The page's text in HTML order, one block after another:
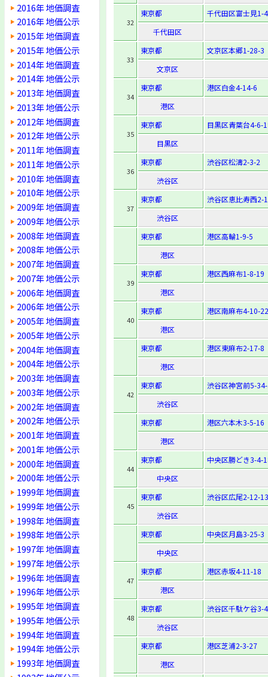
2016年 地価調査
2016年 地価公示
2015年 地価調査
2015年 地価公示
2014年 地価調査
2014年 地価公示
2013年 地価調査
2013年 地価公示
2012年 地価調査
2012年 地価公示
2011年 地価調査
2011年 地価公示
2010年 地価調査
2010年 地価公示
2009年 地価調査
2009年 地価公示
2008年 地価調査
2008年 地価公示
2007年 地価調査
2007年 地価公示
2006年 地価調査
2006年 地価公示
2005年 地価調査
2005年 地価公示
2004年 地価調査
2004年 地価公示
2003年 地価調査
2003年 地価公示
2002年 地価調査
2002年 地価公示
2001年 地価調査
2001年 地価公示
2000年 地価調査
2000年 地価公示
1999年 地価調査
1999年 地価公示
1998年 地価調査
1998年 地価公示
1997年 地価調査
1997年 地価公示
1996年 地価調査
1996年 地価公示
1995年 地価調査
1995年 地価公示
1994年 地価調査
1994年 地価公示
1993年 地価調査
32
東京都
千代田区富士見1-
千代田区
33
東京都
文京区本郷1-28-3
文京区
34
東京都
港区白金4-14-6
港区
35
東京都
目黒区青葉台4-6-
目黒区
36
東京都
渋谷区松濤2-3-2
渋谷区
37
東京都
渋谷区恵比寿西2-
渋谷区
東京都
港区高輪1-9-5
港区
39
東京都
港区西麻布1-8-19
港区
40
東京都
港区南麻布4-10-22
港区
東京都
港区東麻布2-17-8
港区
42
東京都
渋谷区神宮前5-
渋谷区
東京都
港区六本木3-5-16
港区
44
東京都
中央区勝どき3-4-
中央区
45
東京都
渋谷区広尾2-12-13
渋谷区
東京都
中央区月島3-25-3
中央区
47
東京都
港区赤坂4-11-18
港区
48
東京都
渋谷区千駄ケ谷3-
渋谷区
東京都
港区芝浦2-3-27
港区